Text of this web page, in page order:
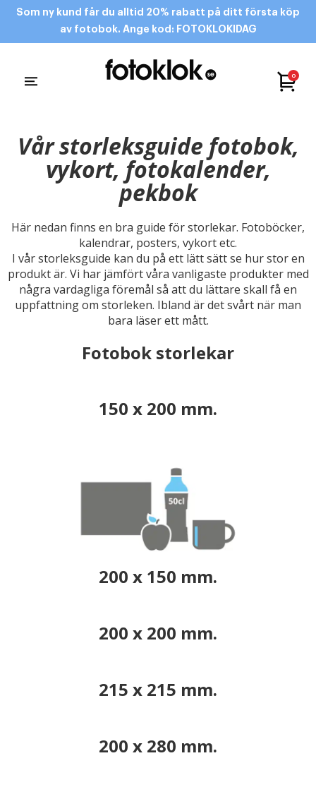
Som ny kund får du alltid 20% rabatt på ditt första köp
av fotobok. Ange kod: FOTOKLOKIDAG
0
Vår storleksguide fotobok,
vykort, fotokalender,
pekbok
Här nedan finns en bra guide för storlekar. Fotoböcker,
kalendrar, posters, vykort etc.
I vår storleksguide kan du på ett lätt sätt se hur stor en
produkt är. Vi har jämfört våra vanligaste produkter med
några vardagliga föremål så att du lättare skall få en
uppfattning om storleken. Ibland är det svårt när man
bara läser ett mått.
Fotobok storlekar
150 x 200 mm.
200 x 150 mm.
200 x 200 mm.
215 x 215 mm.
200 x 280 mm.